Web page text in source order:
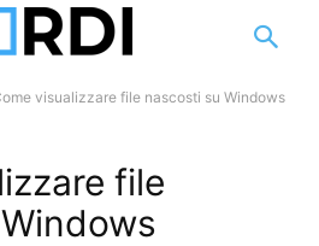
visualizzare file nascosti su Windows
file